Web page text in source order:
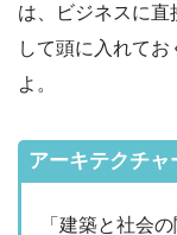
は、ビジネスに直
して頭に入れて
よ。
アーキテクチャ
「建築と社会